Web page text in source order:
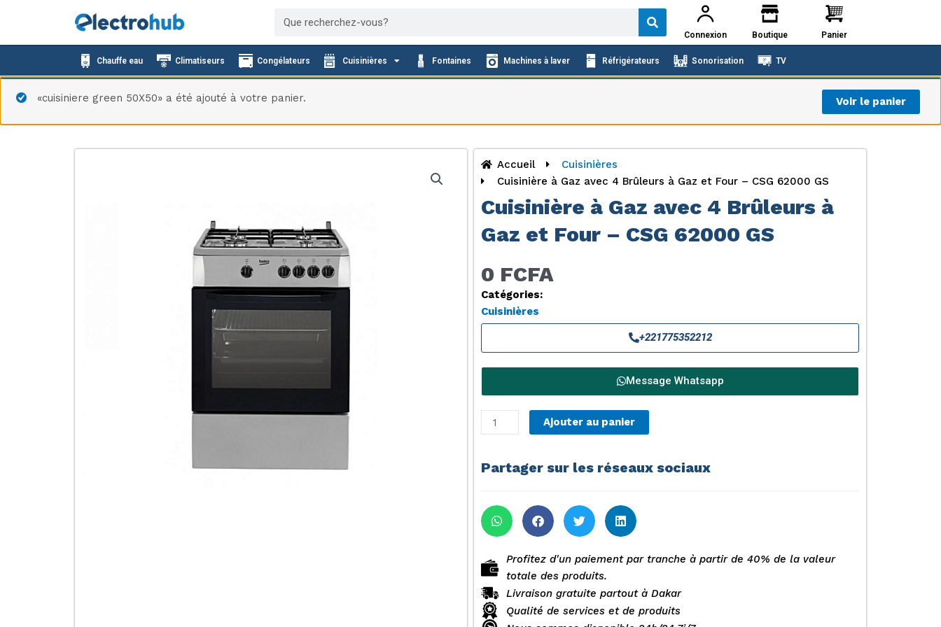
Rechercher
Connexion Boutique Panier
Chauffe eau Climatiseurs Congélateurs Cuisinières Fontaines Machines à laver Réfrigérateurs Sonorisation TV
«cuisiniere green 50X50» a été ajouté à votre panier. Voir le panier
Accueil
Cuisinières
Cuisinière à Gaz avec 4 Brûleurs à Gaz et Four – CSG 62000 GS
Cuisinière à Gaz avec 4 Brûleurs à
Gaz et Four – CSG 62000 GS
0 FCFA
Catégories:
Cuisinières
+221775352212
Message Whatsapp
quantité
de
à
4
Brûleurs
Gaz
et
Four
-
Ajouter au panier
Partager sur les réseaux sociaux
Profitez d'un paiement par tranche à partir de 40% de la valeur
totale des produits.
Livraison gratuite partout à Dakar
Qualité de services et de produits